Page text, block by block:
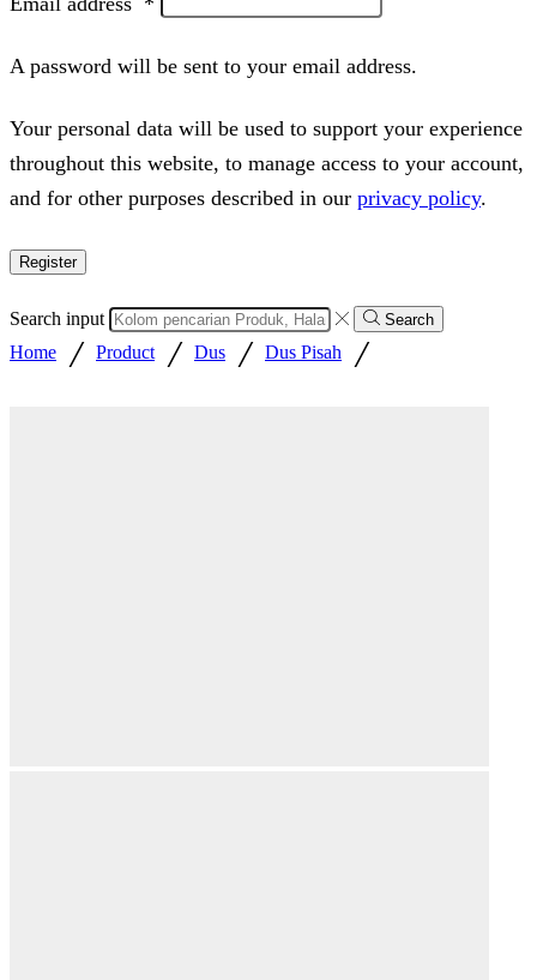
A password will be sent to your email address.
Your personal data will be used to support your experience
throughout this website, to manage access to your account,
and for other purposes described in our privacy policy.
Register
Search input Search
Home / Product / Dus / Dus Pisah /